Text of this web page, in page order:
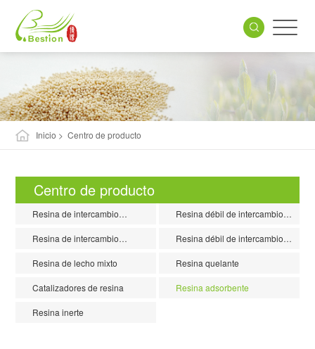
Inicio > Centro de producto
Centro de producto
Resina de intercambio
catiónico ácido fuerte
Resina débil de intercambio
catiónico ácido
Resina de intercambio
aniónico de base fuerte
Resina débil de intercambio
aniónico base
Resina de lecho mixto Resina quelante
Catalizadores de resina Resina adsorbente
Resina inerte